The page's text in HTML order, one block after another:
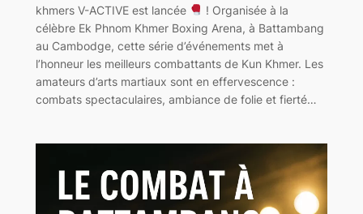
khmers V-ACTIVE est lancée
! Organisée à la
célèbre Ek Phnom Khmer Boxing Arena, à Battambang
au Cambodge, cette série d’événements met à
l’honneur les meilleurs combattants de Kun Khmer. Les
amateurs d’arts martiaux sont en effervescence :
combats spectaculaires, ambiance de folie et fierté…